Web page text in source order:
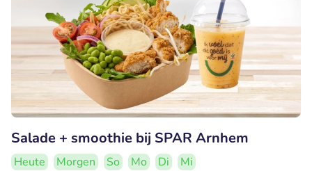
Salade + smoothie bij SPAR Arnhem
Heute Morgen So Mo Di
Mi